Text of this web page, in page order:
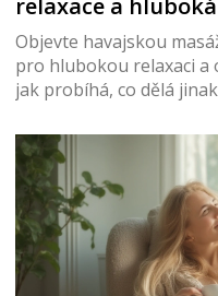
Objevte havajskou
pro hlubokou relaxaci a
jak probíhá, co dělá